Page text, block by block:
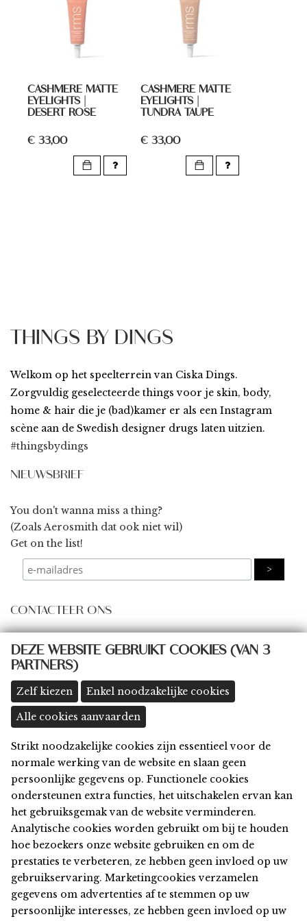
CASHMERE MATTE
EYELIGHTS |
DESERT ROSE
€ 33,00
CASHMERE MATTE
EYELIGHTS |
TUNDRA TAUPE
€ 33,00
DEZE WEBSITE GEBRUIKT COOKIES (VAN 3
PARTNERS)
Zelf kiezen Enkel noodzakelijke cookies
Alle cookies aanvaarden
Strikt noodzakelijke cookies zijn essentieel voor de
normale werking van de website en slaan geen
persoonlijke gegevens op. Functionele cookies
ondersteunen extra functies, het uitschakelen ervan kan
het gebruiksgemak van de website verminderen.
Analytische cookies worden gebruikt om bij te houden
hoe bezoekers onze website gebruiken en om de
prestaties te verbeteren, ze hebben geen invloed op uw
gebruikservaring. Marketingcookies verzamelen
gegevens om advertenties af te stemmen op uw
persoonlijke interesses, ze hebben geen invloed op uw
THINGS BY DINGS
Welkom op het speelterrein van Ciska Dings.
Zorgvuldig geselecteerde things voor je skin, body,
home & hair die je (bad)kamer er als een Instagram
scène aan de Swedish designer drugs laten uitzien.
#thingsbydings
NIEUWSBRIEF
You don't wanna miss a thing?
(Zoals Aerosmith dat ook niet wil)
Get on the list!
CONTACTEER ONS
some@thingsbydings.com
@thingsbydings
shop: Klein Boom 8A, 2580 Putte(meer details >>)
Home
Shop
Privacy
Algemene Voorwaarden
Disclaimer
Cookies
Contact
© 2026 things by Dings
Webdesign & development by Servico